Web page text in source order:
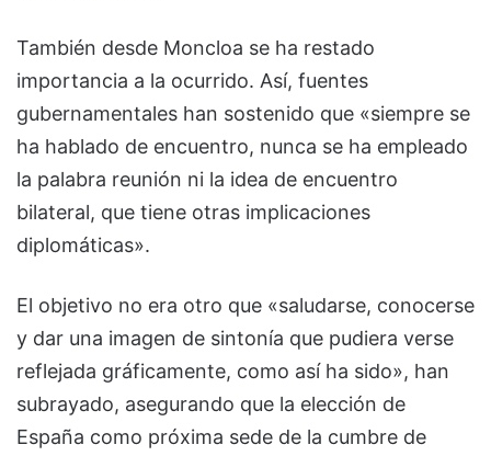
También desde Moncloa se ha restado
importancia a la ocurrido. Así, fuentes
gubernamentales han sostenido que «siempre se
ha hablado de encuentro, nunca se ha empleado
la palabra reunión ni la idea de encuentro
bilateral, que tiene otras implicaciones
diplomáticas».
El objetivo no era otro que «saludarse, conocerse
y dar una imagen de sintonía que pudiera verse
reflejada gráficamente, como así ha sido», han
subrayado, asegurando que la elección de
España como próxima sede de la cumbre de